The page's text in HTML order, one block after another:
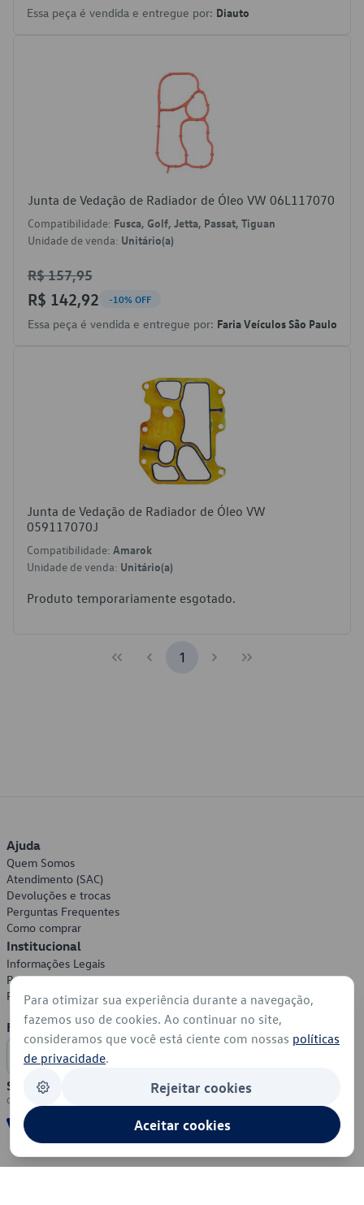
Essa peça é vendida e entregue por: Diauto
Junta de Vedação de Radiador de Óleo VW 06L117070
Compatibilidade: Fusca, Golf, Jetta, Passat, Tiguan
Unidade de venda: Unitário(a)
R$ 157,95
R$ 142,92 -10% OFF
Essa peça é vendida e entregue por: Faria Veículos São Paulo
Junta de Vedação de Radiador de Óleo VW
059117070J
Compatibilidade: Amarok
Unidade de venda: Unitário(a)
Produto temporariamente esgotado.
1
Ajuda
Quem Somos
Atendimento (SAC)
Devoluções e trocas
Perguntas Frequentes
Como comprar
Institucional
Informações Legais
Política de Privacidade
Política de Cookies
Formas de Pagamento
Segurança
Para otimizar sua experiência durante a navegação,
fazemos uso de cookies. Ao continuar no site,
consideramos que você está ciente com nossas políticas
de privacidade.
Rejeitar cookies
Aceitar cookies